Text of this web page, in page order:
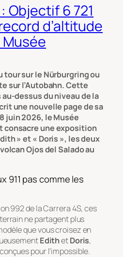
Objectif 6 721
d’altitude
Musée
tour sur le Nürburgring ou
sur l’Autobahn. Cette
dessus du niveau de la
une nouvelle page de sa
juin 2026, le Musée
consacre une exposition
» et « Doris », les deux
Ojos del Salado au
911 pas comme les
992 de la Carrera 4S, ces
ne partagent plus
que vous croisez en
EdithetDoris,
pour l’impossible.